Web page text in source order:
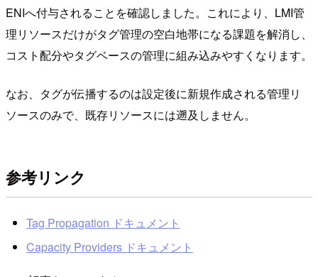
ENIへ付与されることを確認しました。これにより、LMI管
理リソースだけがタグ管理の空白地帯になる課題を解消し、
コスト配分やタグベースの管理に組み込みやすくなります。
なお、タグが伝播するのは設定後に新規作成される管理リ
ソースのみで、既存リソースには遡及しません。
参考リンク
Tag Propagation ドキュメント
Capacity Providers ドキュメント